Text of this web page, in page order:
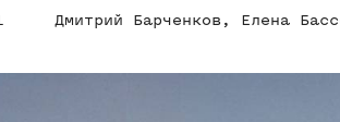
Дмитрий Барченков , Елена